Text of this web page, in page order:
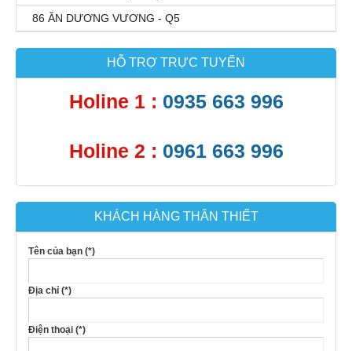
86 ĂN DƯƠNG VƯƠNG - Q5
HỖ TRỢ TRỰC TUYẾN
Holine 1 : 0935 663 996
Holine 2 : 0961 663 996
KHÁCH HÀNG THÂN THIẾT
Tên của bạn (*)
Địa chỉ (*)
Điện thoại (*)